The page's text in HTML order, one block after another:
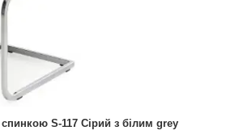
S-117 Сірий з білим grey